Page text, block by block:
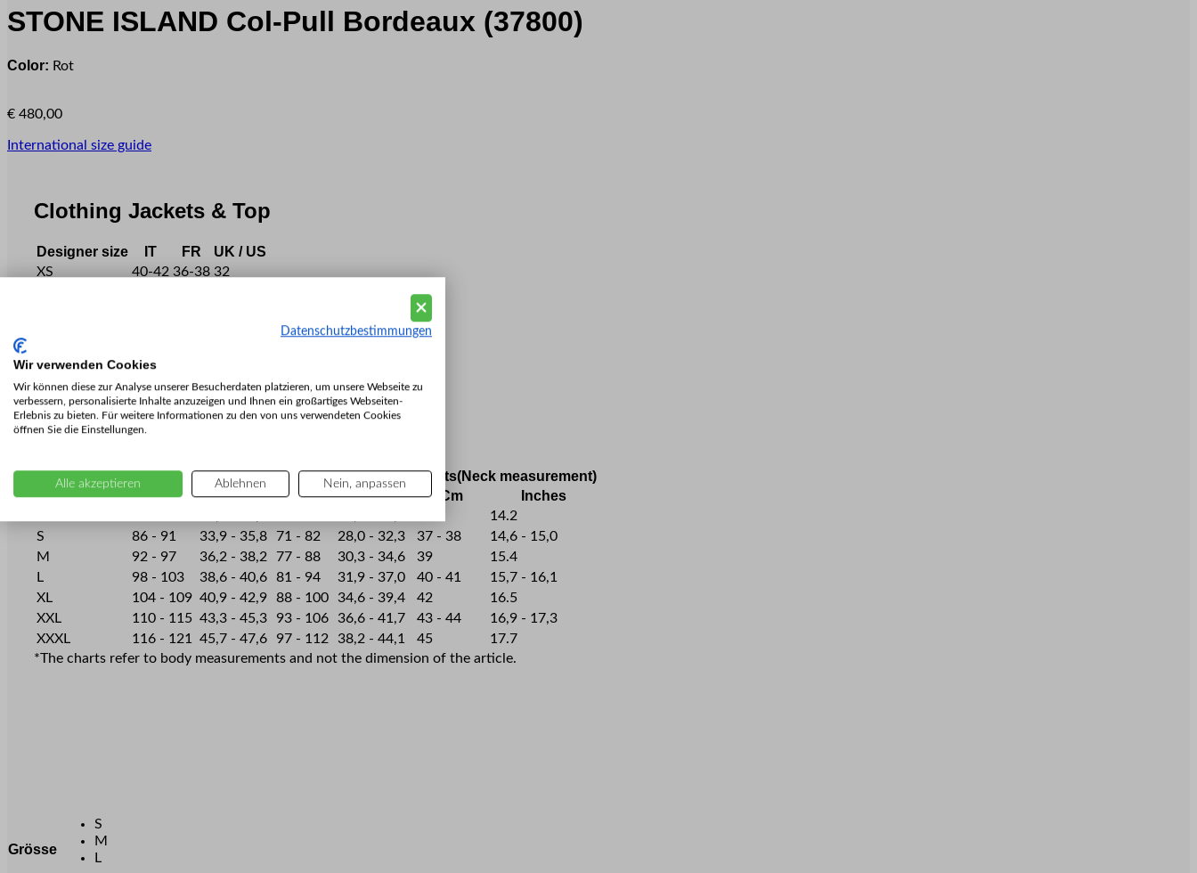
STONE ISLAND Col-Pull Bordeaux (37800)
Color: Rot
€ 480,00
International size guide
Clothing Jackets & Top
Designer size IT FR UK / US
XS 40-42 36-38 32
XXL
56
XXXL
58 54 46-48
How to choose the correct size?
Chest circumference Waist circumference Shirts(Neck measurement)
Designer size
Cm Inches Cm Inches Cm Inches
14.2
S
86 - 91 33,9 - 35,8 71 - 82 28,0 - 32,3 37 - 38
14,6 - 15,0
M
92 - 97 36,2 - 38,2 77 - 88 30,3 - 34,6 39
15.4
L
98 - 103 38,6 - 40,6 81 - 94 31,9 - 37,0 40 - 41
15,7 - 16,1
XL
104 - 109 40,9 - 42,9 88 - 100 34,6 - 39,4 42
16.5
XXL
110 - 115 43,3 - 45,3 93 - 106 36,6 - 41,7 43 - 44
16,9 - 17,3
XXXL
116 - 121 45,7 - 47,6 97 - 112 38,2 - 44,1 45
17.7
*The charts refer to body measurements and not the dimension of the article.
Grösse
S
M
L
Datenschutzbestimmungen
Wir verwenden Cookies
Wir können diese zur Analyse unserer Besucherdaten platzieren, um unsere Webseite zu
verbessern, personalisierte Inhalte anzuzeigen und Ihnen ein großartiges Webseiten-
Erlebnis zu bieten. Für weitere Informationen zu den von uns verwendeten Cookies
öffnen Sie die Einstellungen.
Alle akzeptieren Ablehnen Nein, anpassen